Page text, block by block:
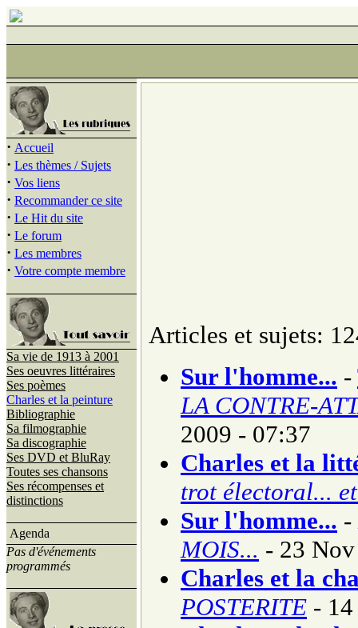
· Accueil
· Les thèmes / Sujets
· Vos liens
· Recommander ce site
· Le Hit du site
· Le forum
· Les membres
· Votre compte membre
Sa vie de 1913 à 2001
Ses oeuvres littéraires
Ses poèmes
Charles et la peinture
Bibliographie
Sa filmographie
Sa discographie
Ses DVD et BluRay
Toutes ses chansons
Ses récompenses et
distinctions
Agenda
Pas d'événements
programmés
Articles et sujets:
Sur l'homme... -
LA CONTRE-
2009 - 07:37
Charles et la
trot électoral...
Sur l'homme... -
MOIS... - 23
Charles et la
POSTERITE -